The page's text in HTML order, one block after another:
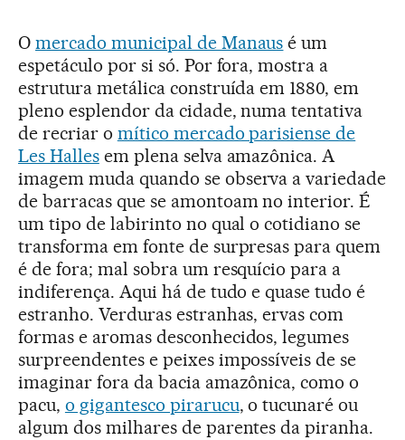
O mercado municipal de Manaus é um
espetáculo por si só. Por fora, mostra a
estrutura metálica construída em 1880, em
pleno esplendor da cidade, numa tentativa
de recriar o mítico mercado parisiense de
Les Hallesem plena selva amazônica. A
imagem muda quando se observa a variedade
de barracas que se amontoam no interior. É
um tipo de labirinto no qual o cotidiano se
transforma em fonte de surpresas para quem
é de fora; mal sobra um resquício para a
indiferença. Aqui há de tudo e quase tudo é
estranho. Verduras estranhas, ervas com
formas e aromas desconhecidos, legumes
surpreendentes e peixes impossíveis de se
imaginar fora da bacia amazônica, como o
pacu, o gigantesco pirarucu, o tucunaré ou
algum dos milhares de parentes da piranha.